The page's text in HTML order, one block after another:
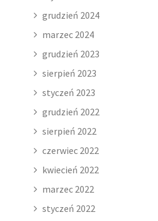
grudzień 2024
marzec 2024
grudzień 2023
sierpień 2023
styczeń 2023
grudzień 2022
sierpień 2022
czerwiec 2022
kwiecień 2022
marzec 2022
styczeń 2022